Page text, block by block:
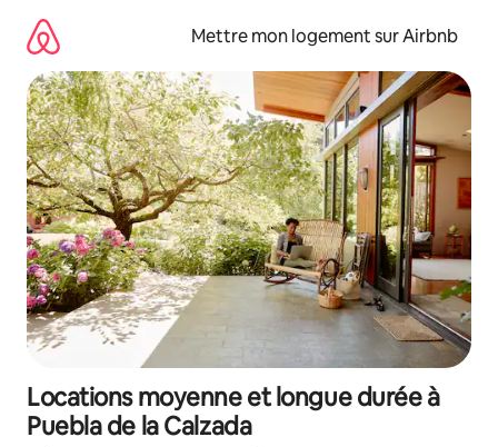
directement
contenu
Mettre mon logement sur Airbnb
Locations moyenne et longue durée à
Puebla de la Calzada